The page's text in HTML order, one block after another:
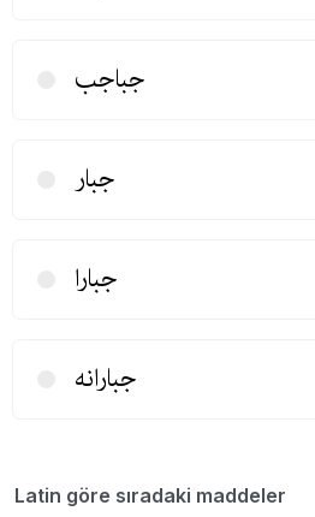
جباجب
جبار
جبارا
جبارانه
Latin göre sıradaki maddeler